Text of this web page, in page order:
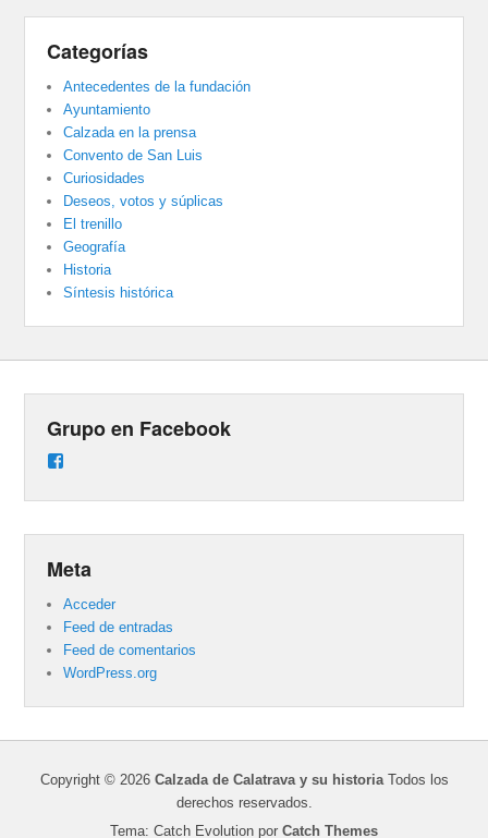
Categorías
Antecedentes de la fundación
Ayuntamiento
Calzada en la prensa
Convento de San Luis
Curiosidades
Deseos, votos y súplicas
El trenillo
Geografía
Historia
Síntesis histórica
Grupo en Facebook
Meta
Acceder
Feed de entradas
Feed de comentarios
WordPress.org
Copyright © 2026 Calzada de Calatrava y su historiaTodos los
derechos reservados.
Tema: Catch Evolution por Catch Themes